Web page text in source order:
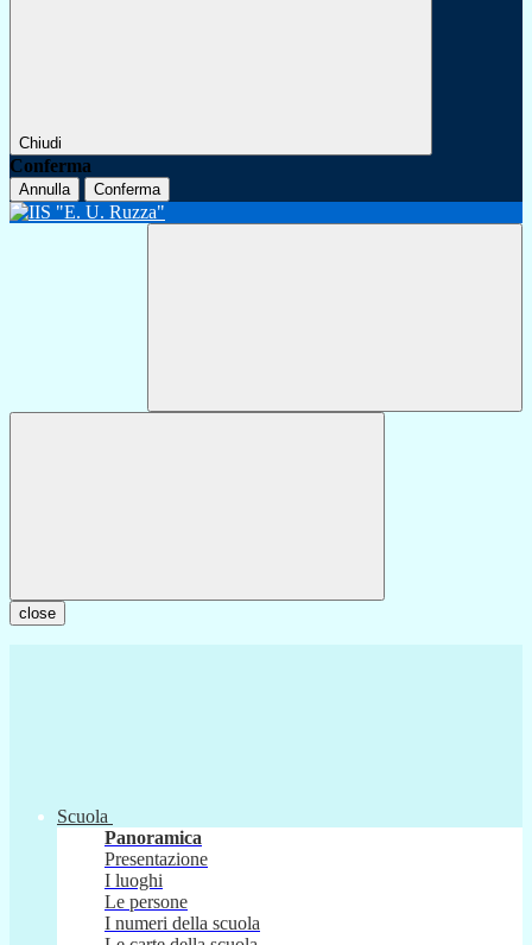
Chiudi
Conferma
Annulla Conferma
close
Scuola
Panoramica
Presentazione
I luoghi
Le persone
I numeri della scuola